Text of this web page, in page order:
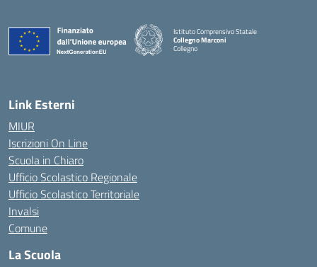
Istituto Comprensivo Statale
Collegno Marconi
Collegno
Link Esterni
MIUR
Iscrizioni On Line
Scuola in Chiaro
Ufficio Scolastico Regionale
Ufficio Scolastico Territoriale
Invalsi
Comune
La Scuola